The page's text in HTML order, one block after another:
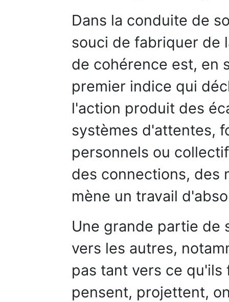
Dans la conduite de
souci de fabriquer de
de cohérence est, en
premier indice qui
l'action produit des
systèmes d'attentes,
personnels ou
des connections, des
mène un travail
Une grande partie de
vers les autres,
pas tant vers ce
pensent, projettent,